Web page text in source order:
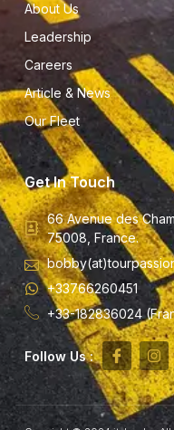
About Us
Leadership
Careers
Article & News
Our Fleet
Get In Touch
66 Avenue des
75008, France.
+33766260451
+33-182836024
Follow Us :